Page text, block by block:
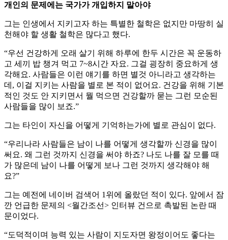
개인의 문제에는 국가가 개입하지 말아야
그는 인생에서 지키고자 하는 특별한 철학은 없지만 마땅히 실
천해야 할 생활 철학은 많다고 했다.
“우선 건강하게 오래 살기 위해 하루에 한두 시간은 꼭 운동하
고 세끼 밥 챙겨 먹고 7~8시간 자요. 그걸 굉장히 중요하게 생
각해요. 사람들은 이런 얘기를 하면 별것 아니라고 생각하는
데, 이걸 지키는 사람을 별로 본 적이 없어요. 건강을 위해 기본
적인 것도 안 지키면서 뭘 먹으면 건강할까 묻는 그런 모순된
사람들을 많이 보죠.”
그는 타인이 자신을 어떻게 기억하는가에 별로 관심이 없다.
“우리나라 사람들은 남이 나를 어떻게 생각할까 신경을 많이
써요. 왜 그런 것까지 신경을 써야 하죠? 나도 나를 잘 모를 때
가 많은데 남이 나를 어떻게 보나 그런 것까지 생각해야 해
요?”
그는 예전에 네이버 검색어 1위에 올랐던 적이 있다. 앞에서 잠
깐 언급한 문제의 <월간조선> 인터뷰 건으로 촉발된 논란 때
문이었다.
“도덕적이며 능력 있는 사람이 지도자면 왕정이어도 좋다는